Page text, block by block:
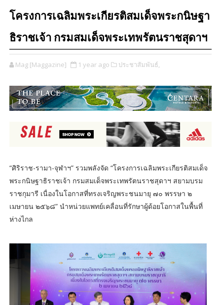
โครงการเฉลิมพระเกียรติสมเด็จพระกนิษฐา
ธิราชเจ้า กรมสมเด็จพระเทพรัตนราชสุดาฯ
Mag [Maggazine] 1 year ago ประชาสัมพันธ์,
“ศิริราช-รามา-จุฬาฯ” รวมพลังจัด “โครงการเฉลิมพระเกียรติสมเด็จ
พระกนิษฐาธิราชเจ้า กรมสมเด็จพระเทพรัตนราชสุดาฯ สยามบรม
ราชกุมารี เนื่องในโอกาสที่ทรงเจริญพระชนมายุ ๗๐ พรรษา ๒
เมษายน ๒๕๖๘” นำหน่วยแพทย์เคลื่อนที่รักษาผู้ด้อยโอกาสในพื้นที่
ห่างไกล